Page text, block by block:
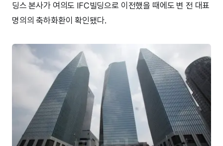
딩스 본사가 여의도 IFC빌딩으로 이전했을 때에도 변 전 대표
명의의 축하화환이 확인됐다.